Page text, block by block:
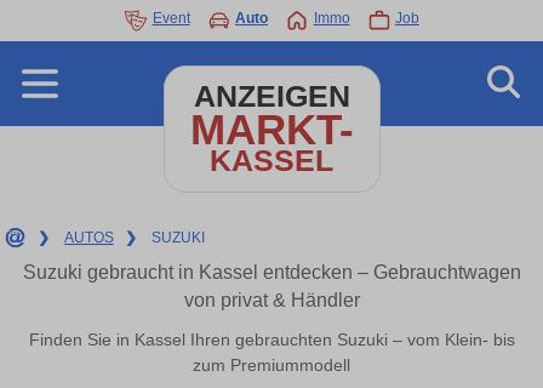
Event Auto Immo Job
ANZEIGEN
MARKT-
KASSEL
❯ AUTOS ❯ SUZUKI
Suzuki gebraucht in Kassel entdecken – Gebrauchtwagen
von privat & Händler
Finden Sie in Kassel Ihren gebrauchten Suzuki – vom Klein- bis
zum Premiummodell